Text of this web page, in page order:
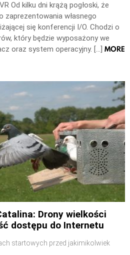
Od kilku dni krążą pogłoski, że
zaprezentowania własnego
się konferencji I/O. Chodzi o
który będzie wyposażony we
oraz system operacyjny. […] MORE
Drony wielkości
dostępu do Internetu
startowych przed jakimikolwiek